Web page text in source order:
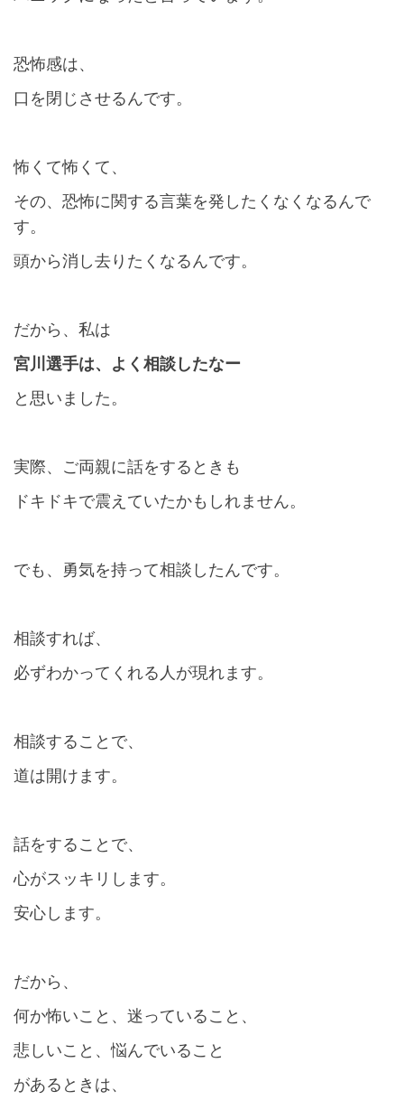
恐怖感は、
口を閉じさせるんです。
怖くて怖くて、
その、恐怖に関する言葉を発したくなくなるんで
す。
頭から消し去りたくなるんです。
だから、私は
宮川選手は、よく相談したなー
と思いました。
実際、ご両親に話をするときも
ドキドキで震えていたかもしれません。
でも、勇気を持って相談したんです。
相談すれば、
必ずわかってくれる人が現れます。
相談することで、
道は開けます。
話をすることで、
心がスッキリします。
安心します。
だから、
何か怖いこと、迷っていること、
悲しいこと、悩んでいること
があるときは、